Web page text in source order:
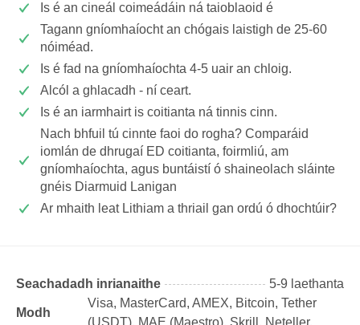
Is é an cineál coimeádáin ná taioblaoid é
Tagann gníomhaíocht an chógais laistigh de 25-60
nóiméad.
Is é fad na gníomhaíochta 4-5 uair an chloig.
Alcól a ghlacadh - ní ceart.
Is é an iarmhairt is coitianta ná tinnis cinn.
Nach bhfuil tú cinnte faoi do rogha? Comparáid
iomlán de dhrugaí ED coitianta, foirmliú, am
gníomhaíochta, agus buntáistí ó shaineolach sláinte
gnéis Diarmuid Lanigan
Ar mhaith leat Lithiam a thriail gan ordú ó dhochtúir?
Seachadadh inrianaithe 5-9 laethanta
Modh
Visa, MasterCard, AMEX, Bitcoin, Tether
(USDТ), MAE (Maestro), Skrill, Neteller,